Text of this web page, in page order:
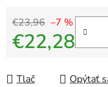
€23,96 –7 %
€22,28
Tlač Opýtať